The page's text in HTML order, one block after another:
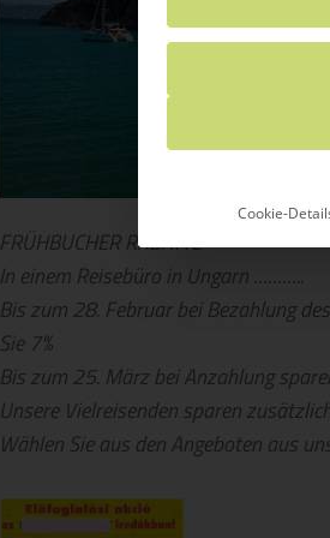
FRÜHBUCHER RABATTE
In einem Reisebüro in Ungarn ………..
Bis zum 28. Februar bei Bezahlung
Sie 7%
Bis zum 25. März bei Anzahlung
Unsere Vielreisenden sparen
Wählen Sie aus den Angeboten aus
Cookie-